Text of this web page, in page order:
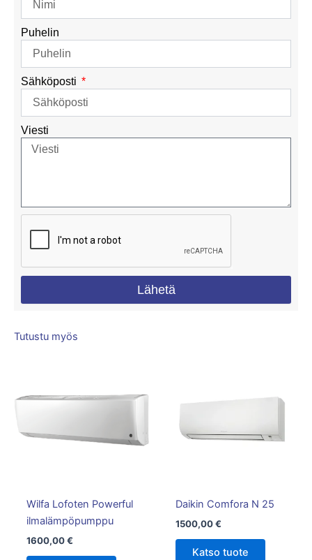
Puhelin
Sähköposti
Viesti
Lähetä
Tutustu myös
Wilfa Lofoten Powerful
ilmalämpöpumppu
1600,00€
Daikin Comfora N 25
1500,00€
Katso tuote